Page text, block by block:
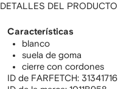
DETALLES DEL PRODUCTO
Características
blanco
suela de goma
cierre con cordones
ID de FARFETCH: 31341716